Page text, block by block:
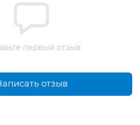
первый отзыв
отзыв